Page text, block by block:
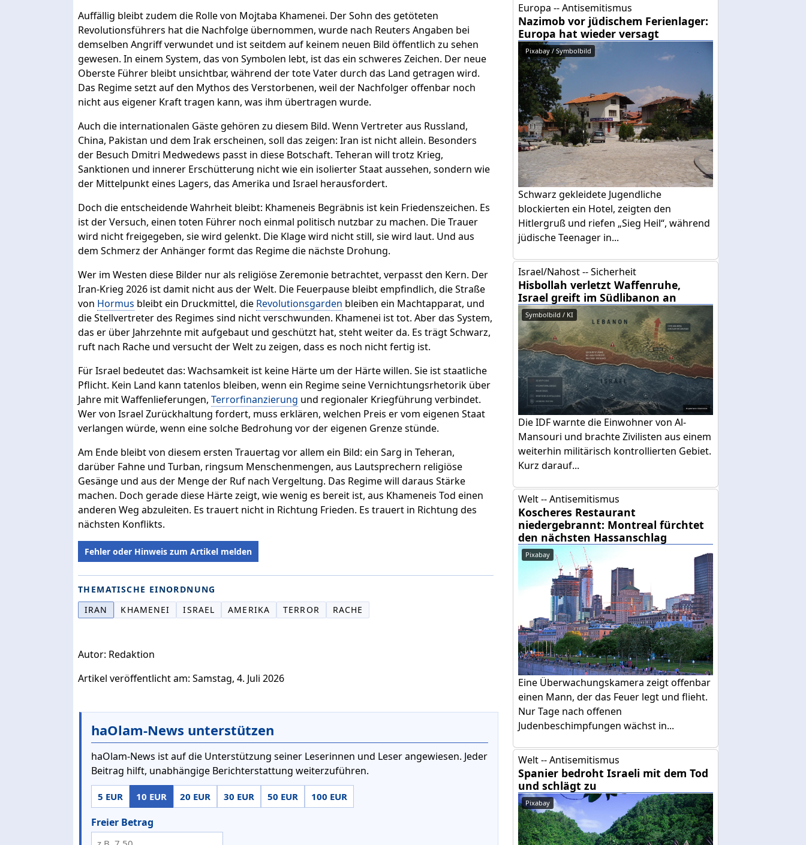
Auffällig bleibt zudem die Rolle von Mojtaba Khamenei. Der Sohn des getöteten
Revolutionsführers hat die Nachfolge übernommen, wurde nach Reuters Angaben bei
demselben Angriff verwundet und ist seitdem auf keinem neuen Bild öffentlich zu sehen
gewesen. In einem System, das von Symbolen lebt, ist das ein schweres Zeichen. Der neue
Oberste Führer bleibt unsichtbar, während der tote Vater durch das Land getragen wird.
Das Regime setzt auf den Mythos des Verstorbenen, weil der Nachfolger offenbar noch
nicht aus eigener Kraft tragen kann, was ihm übertragen wurde.
Auch die internationalen Gäste gehören zu diesem Bild. Wenn Vertreter aus Russland,
China, Pakistan und dem Irak erscheinen, soll das zeigen: Iran ist nicht allein. Besonders
der Besuch Dmitri Medwedews passt in diese Botschaft. Teheran will trotz Krieg,
Sanktionen und innerer Erschütterung nicht wie ein isolierter Staat aussehen, sondern wie
der Mittelpunkt eines Lagers, das Amerika und Israel herausfordert.
Doch die entscheidende Wahrheit bleibt: Khameneis Begräbnis ist kein Friedenszeichen. Es
ist der Versuch, einen toten Führer noch einmal politisch nutzbar zu machen. Die Trauer
wird nicht freigegeben, sie wird gelenkt. Die Klage wird nicht still, sie wird laut. Und aus
dem Schmerz der Anhänger formt das Regime die nächste Drohung.
Wer im Westen diese Bilder nur als religiöse Zeremonie betrachtet, verpasst den Kern. Der
Iran-Krieg 2026 ist damit nicht aus der Welt. Die Feuerpause bleibt empfindlich, die Straße
von Hormus bleibt ein Druckmittel, die Revolutionsgarden bleiben ein Machtapparat, und
die Stellvertreter des Regimes sind nicht verschwunden. Khamenei ist tot. Aber das System,
das er über Jahrzehnte mit aufgebaut und geschützt hat, steht weiter da. Es trägt Schwarz,
ruft nach Rache und versucht der Welt zu zeigen, dass es noch nicht fertig ist.
Für Israel bedeutet das: Wachsamkeit ist keine Härte um der Härte willen. Sie ist staatliche
Pflicht. Kein Land kann tatenlos bleiben, wenn ein Regime seine Vernichtungsrhetorik über
Jahre mit Waffenlieferungen, Terrorfinanzierung und regionaler Kriegführung verbindet.
Wer von Israel Zurückhaltung fordert, muss erklären, welchen Preis er vom eigenen Staat
verlangen würde, wenn eine solche Bedrohung vor der eigenen Grenze stünde.
Am Ende bleibt von diesem ersten Trauertag vor allem ein Bild: ein Sarg in Teheran,
darüber Fahne und Turban, ringsum Menschenmengen, aus Lautsprechern religiöse
Gesänge und aus der Menge der Ruf nach Vergeltung. Das Regime will daraus Stärke
machen. Doch gerade diese Härte zeigt, wie wenig es bereit ist, aus Khameneis Tod einen
anderen Weg abzuleiten. Es trauert nicht in Richtung Frieden. Es trauert in Richtung des
nächsten Konflikts.
Fehler oder Hinweis zum Artikel melden
THEMATISCHE EINORDNUNG
IRAN
KHAMENEI ISRAEL AMERIKA TERROR RACHE
Autor: Redaktion
Artikel veröffentlicht am: Samstag, 4. Juli 2026
haOlam-News unterstützen
haOlam-News ist auf die Unterstützung seiner Leserinnen und Leser angewiesen. Jeder
Beitrag hilft, unabhängige Berichterstattung weiterzuführen.
5 EUR 10 EUR 20 EUR 30 EUR 50 EUR 100 EUR
Freier Betrag
Europa -- Antisemitismus
Nazimob vor jüdischem Ferienlager:
Europa hat wieder versagt
Pixabay / Symbolbild
Schwarz gekleidete Jugendliche
blockierten ein Hotel, zeigten den
Hitlergruß und riefen „Sieg Heil“, während
jüdische Teenager in...
Israel/Nahost -- Sicherheit
Hisbollah verletzt Waffenruhe,
Israel greift im Südlibanon an
Symbolbild / KI
Die IDF warnte die Einwohner von Al-
Mansouri und brachte Zivilisten aus einem
weiterhin militärisch kontrollierten Gebiet.
Kurz darauf...
Welt -- Antisemitismus
Koscheres Restaurant
niedergebrannt: Montreal fürchtet
den nächsten Hassanschlag
Pixabay
Eine Überwachungskamera zeigt offenbar
einen Mann, der das Feuer legt und flieht.
Nur Tage nach offenen
Judenbeschimpfungen wächst in...
Welt -- Antisemitismus
Spanier bedroht Israeli mit dem Tod
und schlägt zu
Pixabay